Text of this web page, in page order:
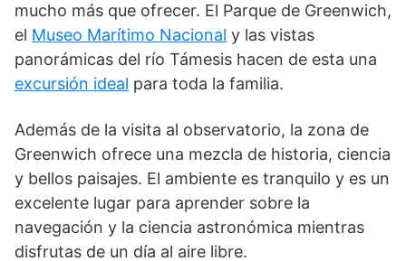
mucho más que ofrecer. El Parque de Greenwich,
el Museo Marítimo Nacional y las vistas
panorámicas del río Támesis hacen de esta una
excursión ideal para toda la familia.
Además de la visita al observatorio, la zona de
Greenwich ofrece una mezcla de historia, ciencia
y bellos paisajes. El ambiente es tranquilo y es un
excelente lugar para aprender sobre la
navegación y la ciencia astronómica mientras
disfrutas de un día al aire libre.